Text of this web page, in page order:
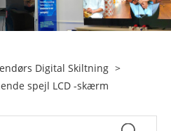
Digital Skiltning >
spejl LCD -skærm